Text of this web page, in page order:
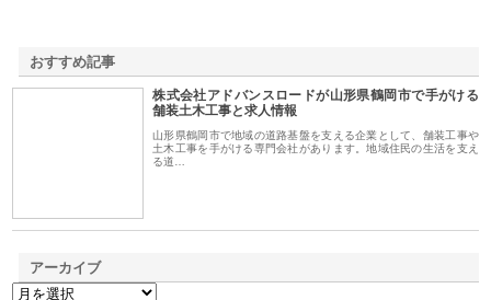
おすすめ記事
株式会社アドバンスロードが山形県鶴岡市で手がける
舗装土木工事と求人情報
山形県鶴岡市で地域の道路基盤を支える企業として、舗装工事や
土木工事を手がける専門会社があります。地域住民の生活を支え
る道…
アーカイブ